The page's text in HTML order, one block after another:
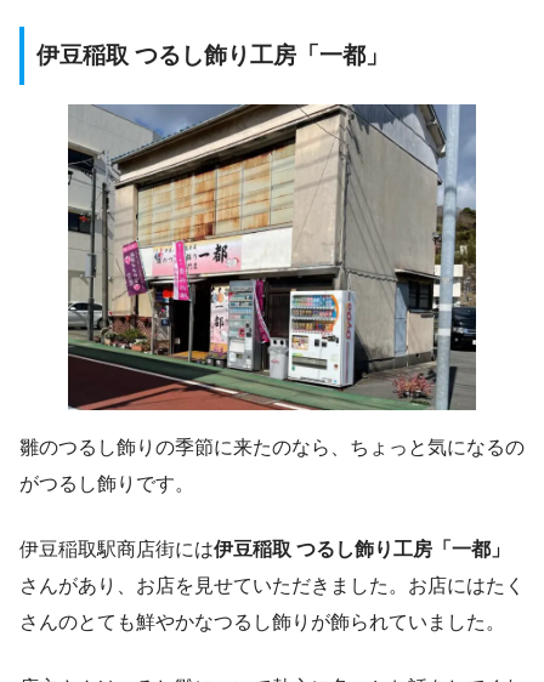
伊豆稲取 つるし飾り工房「一都」
雛のつるし飾りの季節に来たのなら、ちょっと気になるの
がつるし飾りです。
伊豆稲取駅商店街には伊豆稲取 つるし飾り工房「一都」
さんがあり、お店を見せていただきました。お店にはたく
さんのとても鮮やかなつるし飾りが飾られていました。